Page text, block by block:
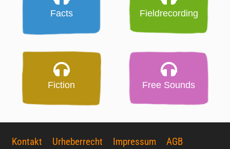
Facts Fieldrecording
Fiction Free Sounds
Kontakt Urheberrecht Impressum
AGB